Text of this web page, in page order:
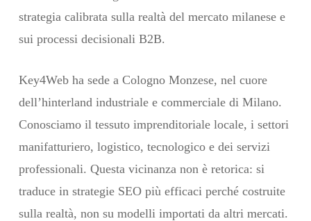
strategia calibrata sulla realtà del mercato milanese e
sui processi decisionali B2B.
Key4Web ha sede a Cologno Monzese, nel cuore
dell’hinterland industriale e commerciale di Milano.
Conosciamo il tessuto imprenditoriale locale, i settori
manifatturiero, logistico, tecnologico e dei servizi
professionali. Questa vicinanza non è retorica: si
traduce in strategie SEO più efficaci perché costruite
sulla realtà, non su modelli importati da altri mercati.